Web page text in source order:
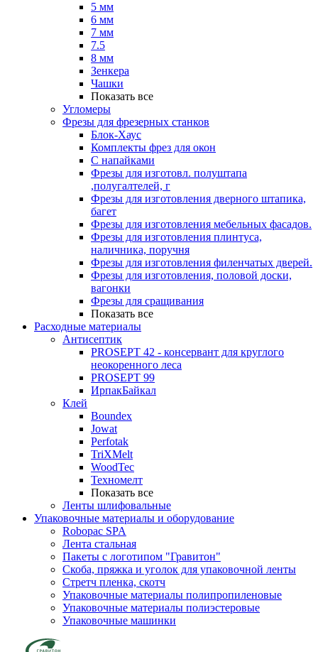
5 мм
6 мм
7 мм
7.5
8 мм
Зенкера
Чашки
Показать все
Угломеры
Фрезы для фрезерных станков
Блок-Хаус
Комплекты фрез для окон
С напайками
Фрезы для изготовл. полуштапа
,полугалтелей, г
Фрезы для изготовления дверного штапика,
багет
Фрезы для изготовления мебельных фасадов.
Фрезы для изготовления плинтуса,
наличника, поручня
Фрезы для изготовления филенчатых дверей.
Фрезы для изготовления, половой доски,
вагонки
Фрезы для сращивания
Показать все
Расходные материалы
Антисептик
PROSEPT 42 - консервант для круглого
неокоренного леса
PROSEPT 99
ИрпакБайкал
Клей
Boundex
Jowat
Perfotak
TriXMelt
WoodTec
Техномелт
Показать все
Ленты шлифовальные
Упаковочные материалы и оборудование
Robopac SPA
Лента стальная
Пакеты с логотипом "Гравитон"
Скоба, пряжка и уголок для упаковочной ленты
Стретч пленка, скотч
Упаковочные материалы полипропиленовые
Упаковочные материалы полиэстеровые
Упаковочные машинки